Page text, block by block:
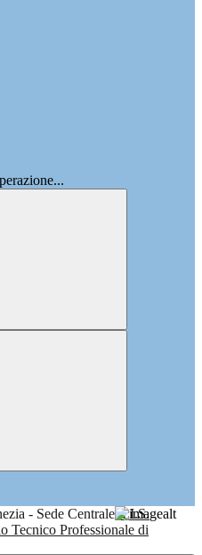
I.I.S.
Tecnico Professionale di